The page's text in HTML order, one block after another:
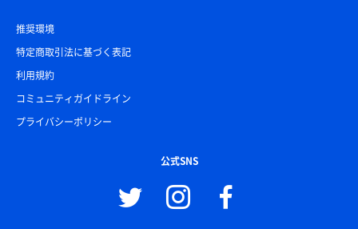
推奨環境
特定商取引法に基づく表記
利用規約
コミュニティガイドライン
プライバシーポリシー
公式SNS